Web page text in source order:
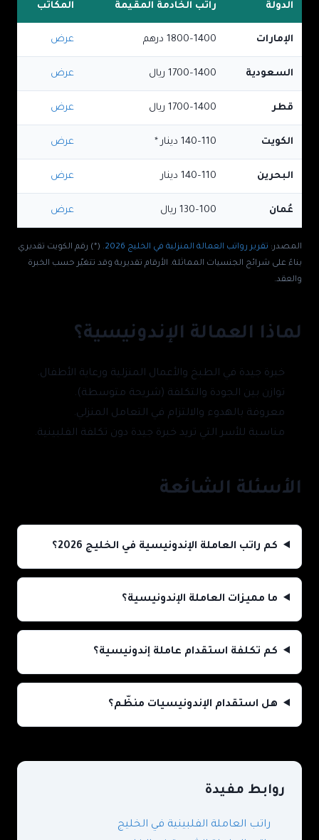
الدولة راتب الخادمة المقيمة المكاتب
الإمارات 1400–1800 درهم عرض
السعودية 1400–1700 ريال عرض
قطر 1400–1700 ريال عرض
الكويت 110–140 دينار* عرض
البحرين 110–140 دينار عرض
عُمان 100–130 ريال عرض
المصدر: تقرير رواتب العمالة المنزلية في الخليج 2026
. (*) رقم الكويت تقديري
بناءً على شرائح الجنسيات المماثلة. الأرقام تقديرية وقد تتغيّر حسب الخبرة
والعقد.
لماذا العمالة الإندونيسية؟
خبرة جيدة في الطبخ والأعمال المنزلية ورعاية الأطفال.
توازن بين الجودة والتكلفة (شريحة متوسطة).
معروفة بالهدوء والالتزام في التعامل المنزلي.
مناسبة للأسر التي تريد خبرة جيدة دون تكلفة الفلبينية.
الأسئلة الشائعة
كم راتب العاملة الإندونيسية في الخليج 2026؟
ما مميزات العاملة الإندونيسية؟
كم تكلفة استقدام عاملة إندونيسية؟
هل استقدام الإندونيسيات منظّم؟
روابط مفيدة
راتب العاملة الفلبينية في الخليج